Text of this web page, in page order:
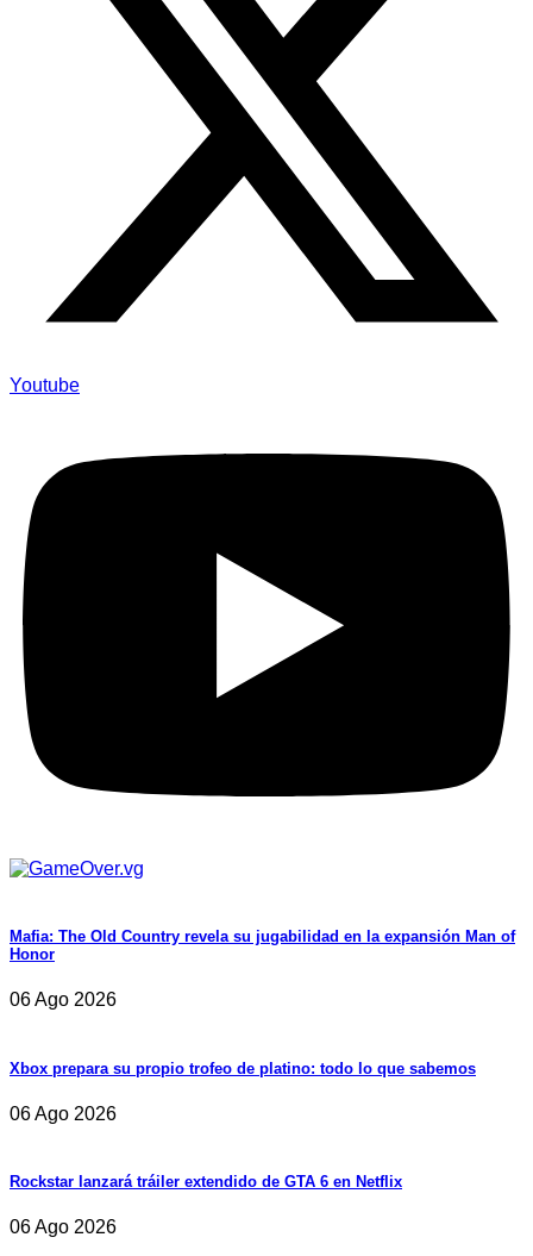
Youtube
Mafia: The Old Country revela su jugabilidad en la expansión Man of
Honor
06 Ago 2026
Xbox prepara su propio trofeo de platino: todo lo que sabemos
06 Ago 2026
Rockstar lanzará tráiler extendido de GTA 6 en Netflix
06 Ago 2026